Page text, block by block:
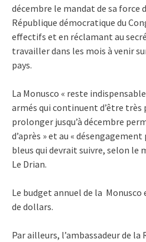
décembre le mandat de sa force
République démocratique du
effectifs et en réclamant au
travailler dans les mois à venir
pays.
La Monusco « reste
armés qui continuent d’être très
prolonger jusqu’à décembre
d’après » et au «
bleus qui devrait suivre, selon le
Le Drian.
Le budget annuel de la
de dollars.
Par ailleurs, l’ambassadeur de la